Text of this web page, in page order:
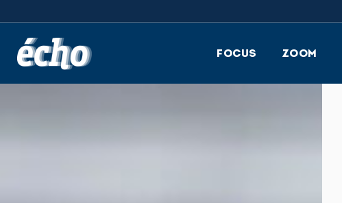
FOCUS ZOOM